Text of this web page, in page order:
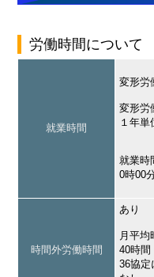
労働時間について
就業時間
変形労
変形労
１年単
就業時
0時00
時間外労働時間
あり
月平均
40時間
36協定